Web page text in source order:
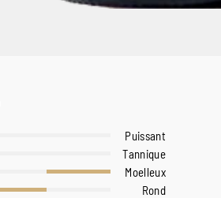
Puissant
Tannique
Moelleux
Rond